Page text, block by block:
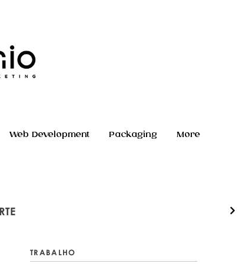
Web Development Packaging More
TRABALHO